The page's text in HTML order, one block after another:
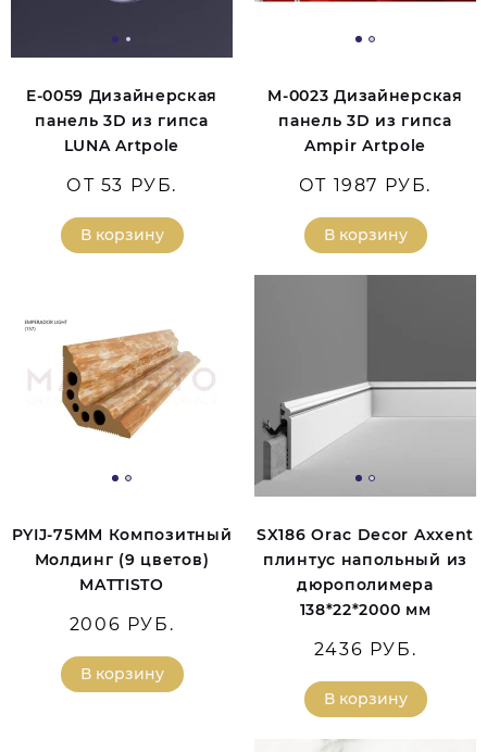
E-0059 Дизайнерская
панель 3D из гипса
LUNA Artpole
ОТ 53 РУБ.
В корзину
M-0023 Дизайнерская
панель 3D из гипса
Ampir Artpole
ОТ 1987 РУБ.
В корзину
PYIJ-75MM Композитный
Молдинг (9 цветов)
MATTISTO
2006 РУБ.
В корзину
SX186 Orac Decor Axxent
плинтус напольный из
дюрополимера
138*22*2000 мм
2436 РУБ.
В корзину